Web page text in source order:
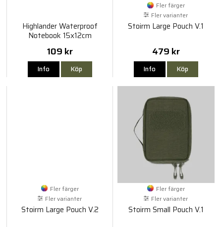
Highlander Waterproof
Notebook 15x12cm
109 kr
Info Köp
Fler färger
Fler varianter
Stoirm Large Pouch V.1
479 kr
Info Köp
Fler färger
Fler varianter
Stoirm Large Pouch V.2
Fler färger
Fler varianter
Stoirm Small Pouch V.1